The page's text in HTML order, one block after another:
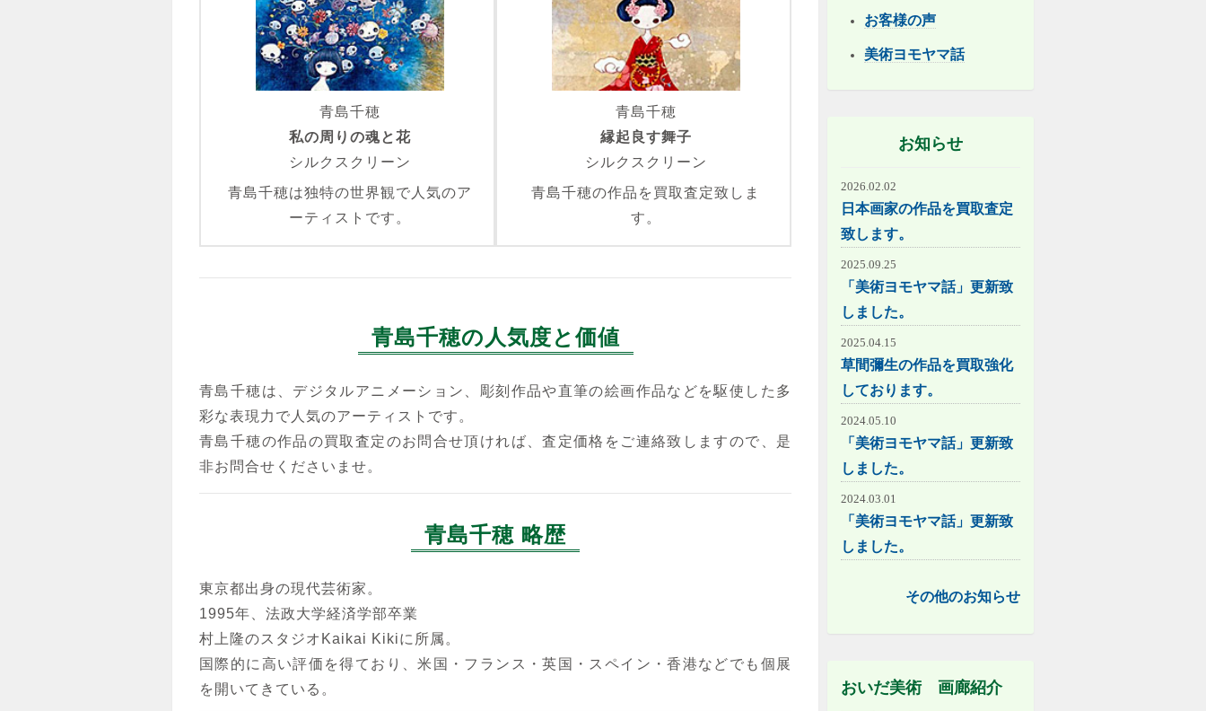
青島千穂
私の周りの魂と花
シルクスクリーン
青島千穂は独特の世界観で人気のア
ーティストです。
青島千穂
縁起良す舞子
シルクスクリーン
青島千穂の作品を買取査定致しま
す。
青島千穂の人気度と価値
青島千穂は、デジタルアニメーション、彫刻作品や直筆の絵画作品などを駆使した多
彩な表現力で人気のアーティストです。
青島千穂の作品の買取査定のお問合せ頂ければ、査定価格をご連絡致しますので、是
非お問合せくださいませ。
青島千穂 略歴
東京都出身の現代芸術家。
1995年、法政大学経済学部卒業
村上隆のスタジオKaikai Kikiに所属。
国際的に高い評価を得ており、米国・フランス・英国・スペイン・香港などでも個展
を開いてきている。
お客様の声
美術ヨモヤマ話
お知らせ
2026.02.02
日本画家の作品を買取査定
致します。
2025.09.25
「美術ヨモヤマ話」更新致
しました。
2025.04.15
草間彌生の作品を買取強化
しております。
2024.05.10
「美術ヨモヤマ話」更新致
しました。
2024.03.01
「美術ヨモヤマ話」更新致
しました。
その他のお知らせ
おいだ美術 画廊紹介